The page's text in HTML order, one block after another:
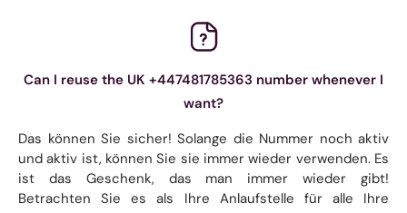
Can I reuse the UK +447481785363 number whenever I
want?
Das können Sie sicher! Solange die Nummer noch aktiv
und aktiv ist, können Sie sie immer wieder verwenden. Es
ist das Geschenk, das man immer wieder gibt!
Betrachten Sie es als Ihre Anlaufstelle für alle Ihre